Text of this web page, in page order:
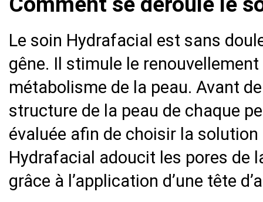
Le soin Hydrafacial est sans
gêne. Il stimule le
métabolisme de la peau. Avant
structure de la peau de chaque
évaluée afin de choisir la
Hydrafacial adoucit les pores de
grâce à l’application d’une tête